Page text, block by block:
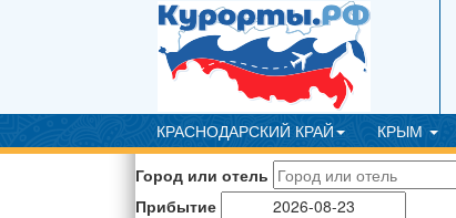
КРАСНОДАРСКИЙ КРАЙ КРЫМ
Город или отель
Прибытие